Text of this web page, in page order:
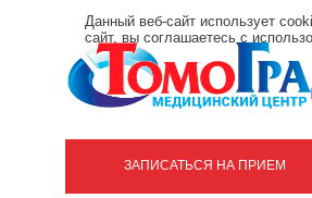
ЗАПИСАТЬСЯ НА ПРИЕМ
Данный веб-сайт использует
сайт, вы соглашаетесь с